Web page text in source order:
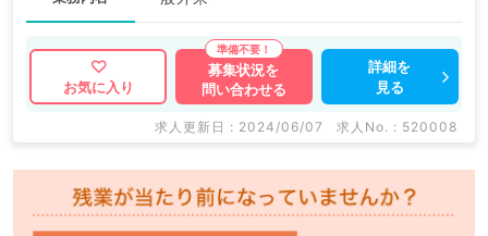
お気に入り
募集状況を
問い合わせる
詳細を
見る
求人更新日 : 2024/06/07 求人No. : 520008